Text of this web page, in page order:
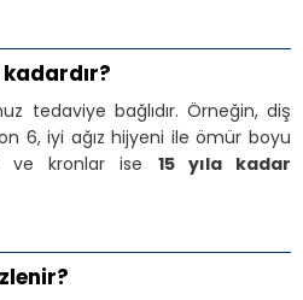
tedaviye bağlıdır. Örneğin, diş
6, iyi ağız hijyeni ile ömür boyu
ve kronlar ise 15 yıla kadar